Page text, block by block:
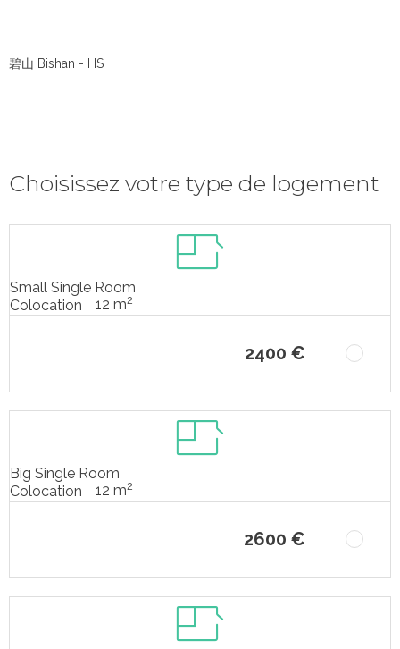
碧山 Bishan - HS
Choisissez votre type de logement
Small Single Room
Colocation
12 m2
2400 €
Big Single Room
Colocation
12 m2
2600 €